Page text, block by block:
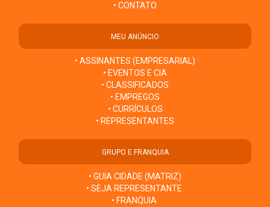
• CONTATO
MEU ANÚNCIO
• ASSINANTES (EMPRESARIAL)
• EVENTOS E CIA
• CLASSIFICADOS
• EMPREGOS
• CURRÍCULOS
• REPRESENTANTES
GRUPO E FRANQUIA
• GUIA CIDADE (MATRIZ)
• SEJA REPRESENTANTE
• FRANQUIA